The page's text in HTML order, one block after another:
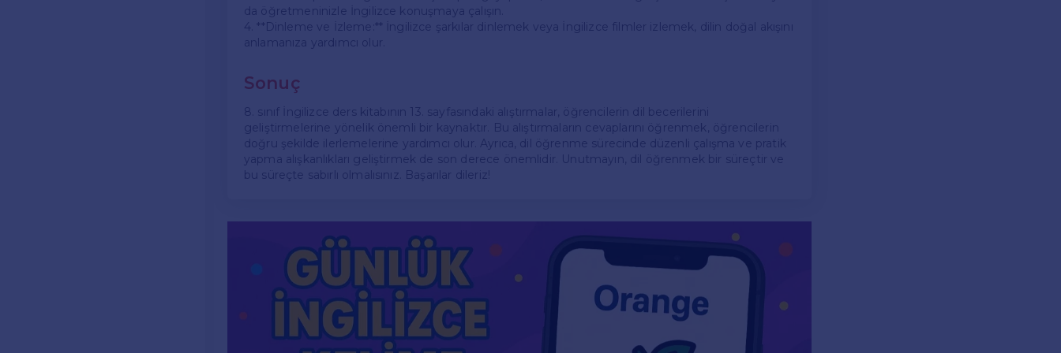
da öğretmeninizle İngilizce konuşmaya çalışın.
4. **Dinleme ve İzleme:** İngilizce şarkılar dinlemek veya İngilizce filmler izlemek, dilin doğal akışını
anlamanıza yardımcı olur.
Sonuç
8. sınıf İngilizce ders kitabının 13. sayfasındaki alıştırmalar, öğrencilerin dil becerilerini
geliştirmelerine yönelik önemli bir kaynaktır. Bu alıştırmaların cevaplarını öğrenmek, öğrencilerin
doğru şekilde ilerlemelerine yardımcı olur. Ayrıca, dil öğrenme sürecinde düzenli çalışma ve pratik
yapma alışkanlıkları geliştirmek de son derece önemlidir. Unutmayın, dil öğrenmek bir süreçtir ve
bu süreçte sabırlı olmalısınız. Başarılar dileriz!